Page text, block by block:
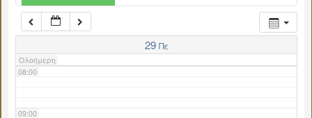
29 Πε
Ολοήμερη
07:00
08:00
09:00